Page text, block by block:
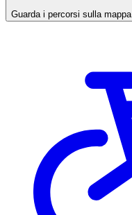
Guarda i percorsi sulla mappa